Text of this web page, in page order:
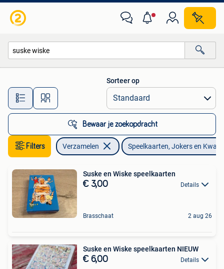
Alle afstanden…
Sorteer op
Bewaar je zoekopdracht
Filters Verzamelen Speelkaarten, Jokers en
Suske en Wiske speelkaarten
€ 3,00 Details
Brasschaat 2 aug 26
Suske en Wiske speelkaarten NIEUW
€ 6,00 Details